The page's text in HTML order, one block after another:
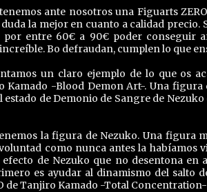
ante nosotros una Figuarts
la mejor en cuanto a calidad
por entre 60€ a 90€ poder conseguir
Bo defraudan, cumplen lo que
un claro ejemplo de lo que os
Kamado -Blood Demon Art-. Una
estado de Demonio de Sangre de
la figura de Nezuko. Una figura
como nunca antes la habíamos
de Nezuko que no desentona
es ayudar al dinamismo del salto
de Tanjiro Kamado -Total